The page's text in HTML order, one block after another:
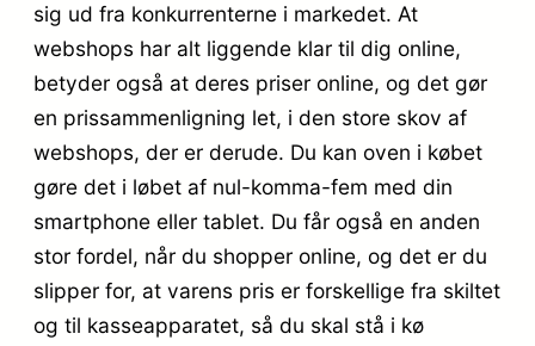
sig ud fra konkurrenterne i markedet. At
webshops har alt liggende klar til dig online,
betyder også at deres priser online, og det gør
en prissammenligning let, i den store skov af
webshops, der er derude. Du kan oven i købet
gøre det i løbet af nul-komma-fem med din
smartphone eller tablet. Du får også en anden
stor fordel, når du shopper online, og det er du
slipper for, at varens pris er forskellige fra skiltet
og til kasseapparatet, så du skal stå i kø